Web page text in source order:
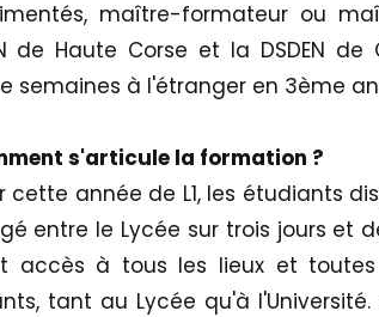
maître-formateur ou
de Haute Corse et la DSDEN
semaines à l'étranger en 3ème
s'articule la formation ?
cette année de L1, les étudiants
entre le Lycée sur trois jours et
accès à tous les lieux et
tant au Lycée qu'à